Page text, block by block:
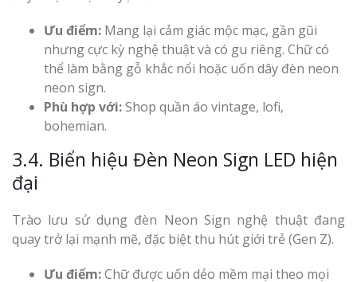
Ưu điểm: Mang lại cảm giác mộc mạc, gần gũi
nhưng cực kỳ nghệ thuật và có gu riêng. Chữ có
thể làm bằng gỗ khắc nổi hoặc uốn dây đèn neon
neon sign.
Phù hợp với:Shop quần áo vintage, lofi,
bohemian.
3.4. Biển hiệu Đèn Neon Sign LED hiện
đại
Trào lưu sử dụng đèn Neon Sign nghệ thuật đang
quay trở lại mạnh mẽ, đặc biệt thu hút giới trẻ (Gen Z).
Ưu điểm:Chữ được uốn dẻo mềm mại theo mọi